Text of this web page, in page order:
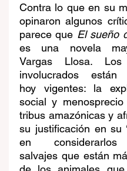
Contra lo que en su
opinaron algunos
parece que
es una novela
Vargas Llosa. Los
involucrados están
hoy vigentes: la
social y
tribus amazónicas y
su justificación en su
en
salvajes que están